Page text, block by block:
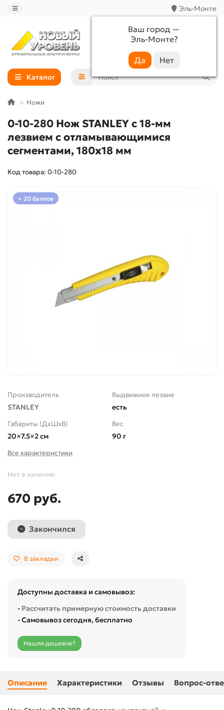
Эль-Монте
Ваш город —
Эль-Монте?
+7 (988) 233-44-52
Каталог
Ножи
0-10-280 Нож STANLEY с 18-мм
лезвием с отламывающимися
сегментами, 180х18 мм
Код товара: 0-10-280
+ 20 баллов
Производитель
STANLEY
Выдвижное лезвие
есть
Габариты (ДхШхВ)
20×7.5×2 см
Вес
90 г
Все характеристики
Нет в наличии
670 руб.
Закончился
В закладки
Доступны доставка и самовывоз:
- Рассчитать примерную стоимость доставки
- Самовывоз сегодня, бесплатно
Нашли дешевле?
Описание Характеристики Отзывы Вопрос-